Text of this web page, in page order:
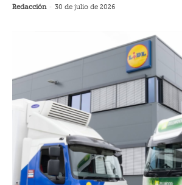
Redacción - 30 de julio de 2026